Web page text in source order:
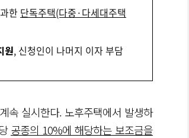
한 단독주택(다중·다세대주택
원, 신청인이 나머지 이자 부담
속 실시한다. 노후주택에서 발생하
공종의 10%에 해당하는 보조금을